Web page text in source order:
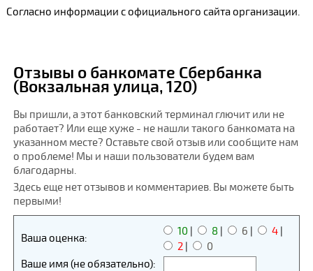
Согласно информации с официального сайта организации.
Отзывы о банкомате Сбербанка
(Вокзальная улица, 120)
Вы пришли, а этот банковский терминал глючит или не
работает? Или еще хуже - не нашли такого банкомата на
указанном месте? Оставьте свой отзыв или сообщите нам
о проблеме! Мы и наши пользователи будем вам
благодарны.
Здесь еще нет отзывов и комментариев. Вы можете быть
первыми!
Ваша оценка:
10 | 8 | 6 | 4|
2|
0
Ваше имя (не обязательно):